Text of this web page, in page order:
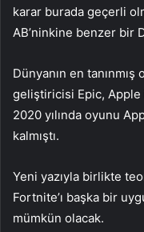
karar burada geçerli
AB’ninkine benzer bir
Dünyanın en
geliştiricisi Epic, Apple
2020 yılında oyunu
kalmıştı.
Yeni yazıyla birlikte
Fortnite’ı başka bir
mümkün olacak.